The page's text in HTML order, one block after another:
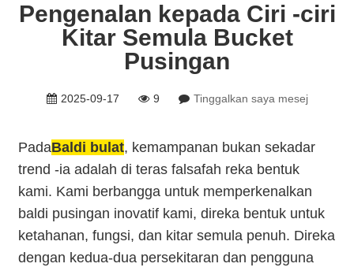
Pengenalan kepada Ciri -ciri
Kitar Semula Bucket
Pusingan
2025-09-17 9 Tinggalkan saya mesej
PadaBaldi bulat, kemampanan bukan sekadar
trend -ia adalah di teras falsafah reka bentuk
kami. Kami berbangga untuk memperkenalkan
baldi pusingan inovatif kami, direka bentuk untuk
ketahanan, fungsi, dan kitar semula penuh. Direka
dengan kedua-dua persekitaran dan pengguna